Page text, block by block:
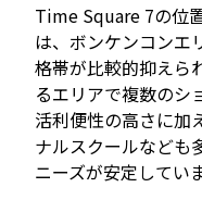
Time Square 7の位
は、ボンケンコンエ
格帯が比較的抑えら
るエリアで複数のシ
活利便性の高さに加
ナルスクールなども
ニーズが安定していま